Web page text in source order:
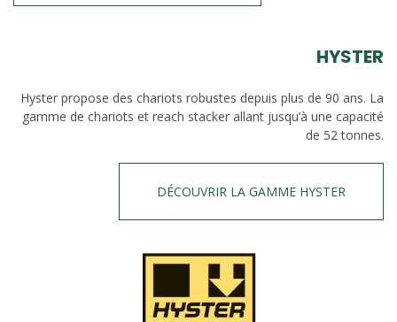
HYSTER
Hyster propose des chariots robustes depuis plus de 90 ans. La
gamme de chariots et reach stacker allant jusqu’à une capacité
de 52 tonnes.
DÉCOUVRIR LA GAMME HYSTER